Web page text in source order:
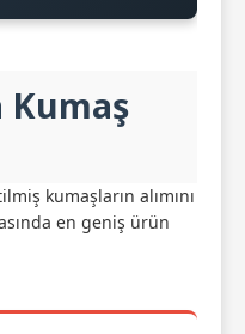
Kumaş
kumaşların alımını
en geniş ürün